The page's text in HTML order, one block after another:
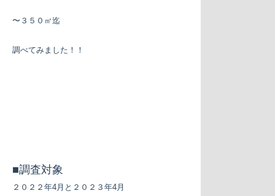
〜３５０㎡迄
調べてみました！！
■調査対象
２０２２年4月と２０２３年4月